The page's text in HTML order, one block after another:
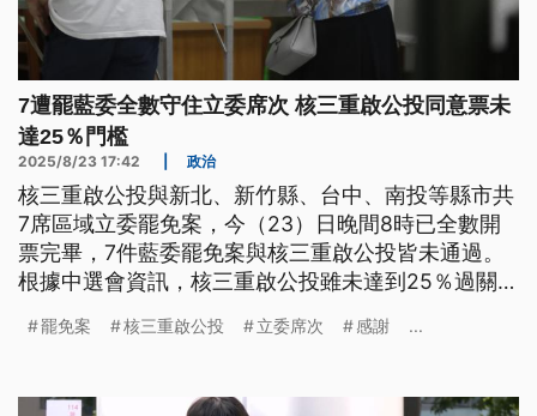
7遭罷藍委全數守住立委席次 核三重啟公投同意票未
達25％門檻
2025/8/23 17:42 政治
核三重啟公投與新北、新竹縣、台中、南投等縣市共
7席區域立委罷免案，今（23）日晚間8時已全數開
票完畢，7件藍委罷免案與核三重啟公投皆未通過。
根據中選會資訊，核三重啟公投雖未達到25％過關門
出近283萬票。而本次公投整體投票率僅29.53%，
罷免案 核三重啟公投 立委席次 感謝 ...